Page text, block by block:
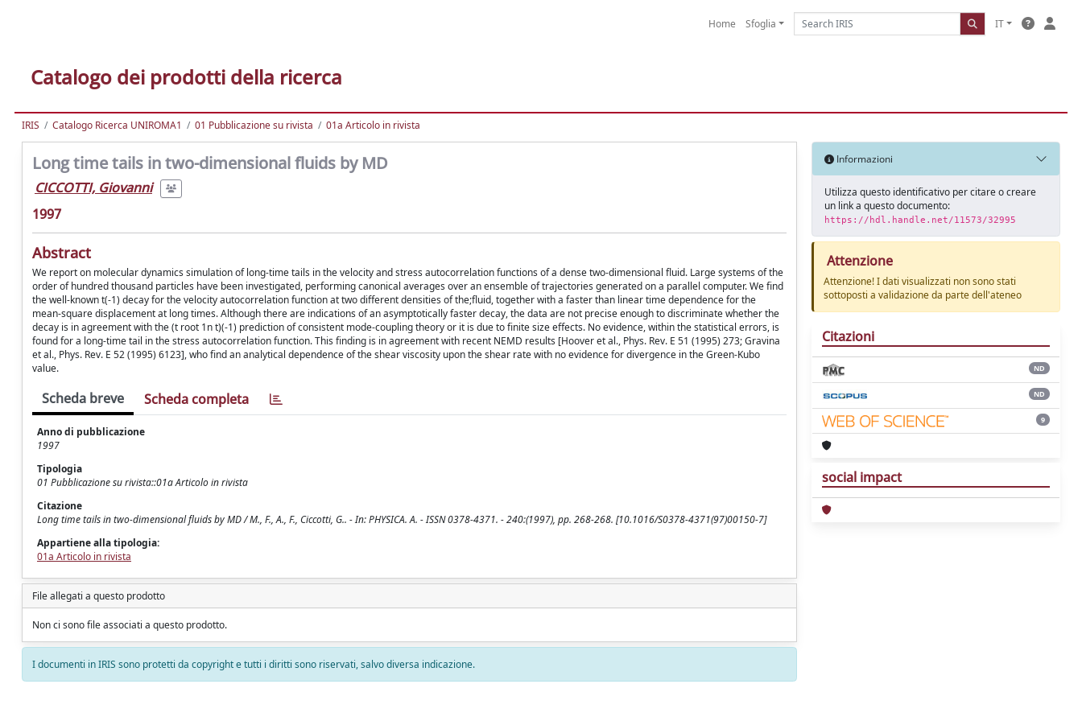
Home Sfoglia IT
Catalogo dei prodotti della ricerca
IRIS Catalogo Ricerca UNIROMA1 01 Pubblicazione su rivista 01a Articolo in rivista
Long time tails in two-dimensional fluids by MD
CICCOTTI, Giovanni
1997
Abstract
We report on molecular dynamics simulation of long-time tails in the velocity and stress autocorrelation functions of a dense two-dimensional fluid. Large systems of the
order of hundred thousand particles have been investigated, performing canonical averages over an ensemble of trajectories generated on a parallel computer. We find
the well-known t(-1) decay for the velocity autocorrelation function at two different densities of the;fluid, together with a faster than linear time dependence for the
mean-square displacement at long times. Although there are indications of an asymptotically faster decay, the data are not precise enough to discriminate whether the
decay is in agreement with the (t root 1n t)(-1) prediction of consistent mode-coupling theory or it is due to finite size effects. No evidence, within the statistical errors, is
found for a long-time tail in the stress autocorrelation function. This finding is in agreement with recent NEMD results [Hoover et al., Phys. Rev. E 51 (1995) 273; Gravina
et al., Phys. Rev. E 52 (1995) 6123], who find an analytical dependence of the shear viscosity upon the shear rate with no evidence for divergence in the Green-Kubo
value.
Scheda breve Scheda completa
Anno di pubblicazione
1997
Tipologia
01 Pubblicazione su rivista::01a Articolo in rivista
Citazione
Long time tails in two-dimensional fluids by MD / M., F., A., F., Ciccotti, G.. - In: PHYSICA. A. - ISSN 0378-4371. - 240:(1997), pp. 268-268. [10.1016/S0378-4371(97)00150-7]
Appartiene alla tipologia:
01a Articolo in rivista
File allegati a questo prodotto
Non ci sono file associati a questo prodotto.
I documenti in IRIS sono protetti da copyright e tutti i diritti sono riservati, salvo diversa indicazione.
Informazioni
Utilizza questo identificativo per citare o creare
un link a questo documento:
https://hdl.handle.net/11573/32995
Attenzione
Attenzione! I dati visualizzati non sono stati
sottoposti a validazione da parte dell'ateneo
Citazioni
ND
ND
9
social impact